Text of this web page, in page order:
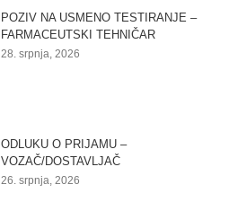
POZIV NA USMENO TESTIRANJE –
FARMACEUTSKI TEHNIČAR
28. srpnja, 2026
ODLUKU O PRIJAMU –
VOZAČ/DOSTAVLJAČ
26. srpnja, 2026